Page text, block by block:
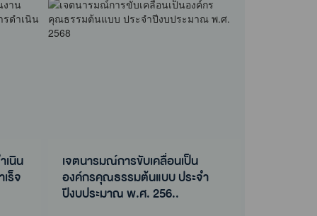
นิน
ร็จ
เจตนารมณ์การขับเคลื่อนเป็น
องค์กรคุณธรรมต้นแบบ ประจำ
ปีงบประมาณ พ.ศ. 256..